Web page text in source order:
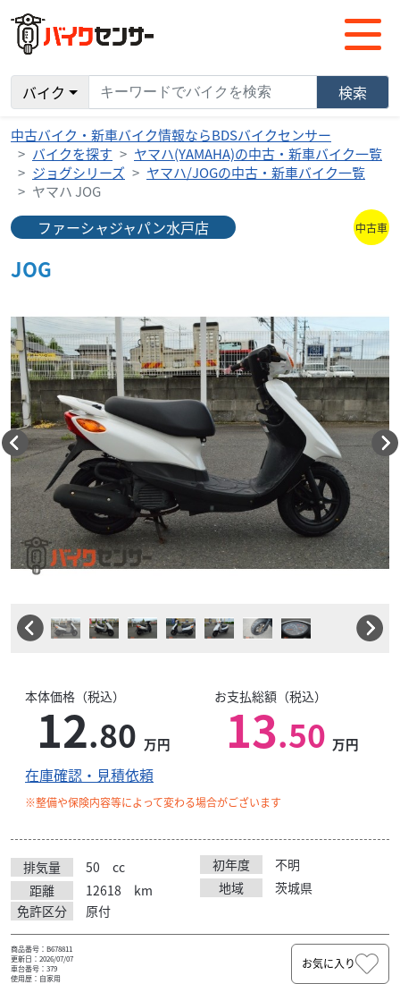
バイク 検索
中古バイク・新車バイク情報ならBDSバイクセンサー
バイクを探す
ヤマハ(YAMAHA)の中古・新車バイク一覧
ジョグシリーズ
ヤマハ/JOGの中古・新車バイク一覧
ヤマハ JOG
ファーシャジャパン水戸店 中古車
JOG
本体価格（税込）
12.80 万円
お支払総額（税込）
13.50 万円
在庫確認・見積依頼
※整備や保険内容等によって変わる場合がございます
排気量 50 cc 初年度
不明
距離
12618 km 地域
茨城県
免許区分
原付
商品番号：B678811
更新日：2026/07/07
車台番号：379
使用歴：自家用
お気に入り